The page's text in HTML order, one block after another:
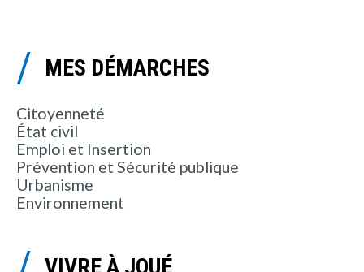
MES DÉMARCHES
Citoyenneté
État civil
Emploi et Insertion
Prévention et Sécurité publique
Urbanisme
Environnement